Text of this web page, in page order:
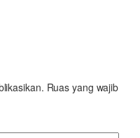
Ruas yang wajib